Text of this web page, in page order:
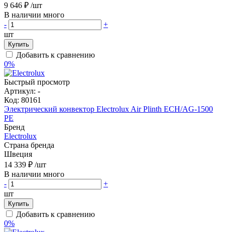
9 646 ₽ /шт
В наличии много
-
+
шт
Купить
Добавить к сравнению
0%
Быстрый просмотр
Артикул: -
Код: 80161
Электрический конвектор Electrolux Air Plinth ECH/AG-1500
PE
Бренд
Electrolux
Страна бренда
Швеция
14 339 ₽ /шт
В наличии много
-
+
шт
Купить
Добавить к сравнению
0%